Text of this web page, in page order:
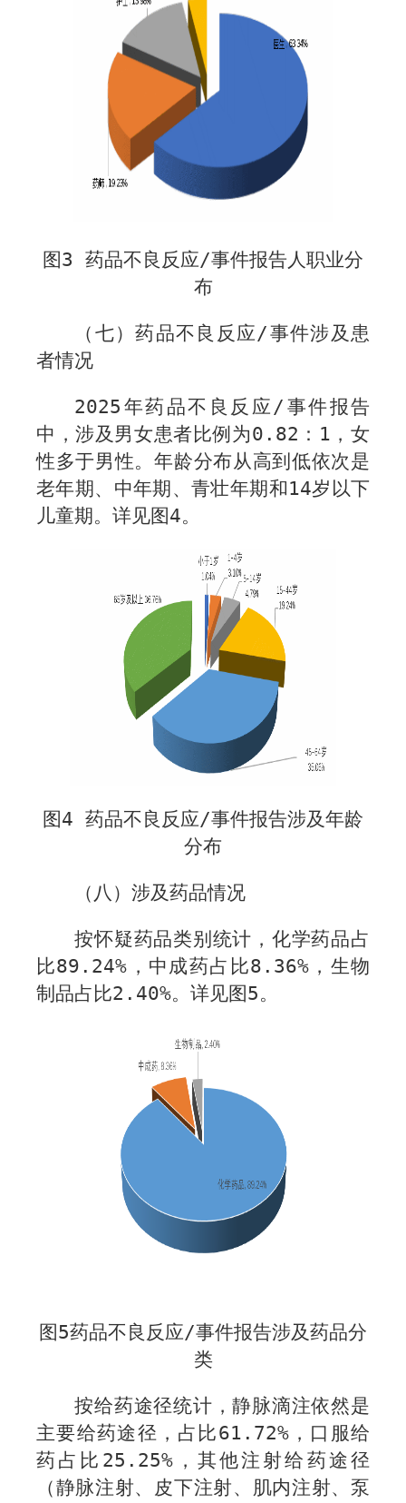
图3 药品不良反应/事件报告人职业分
布
（七）药品不良反应/事件涉及患
者情况
2025 年药品不良反应 / 事件报告
中，涉及男女患者比例为0. 82 ： 1 ，女
性多于男性。年龄分布从高到低依次是
老年期、中年期、青壮年期和14岁以下
儿童期。详见图4。
图4 药品不良反应/事件报告涉及年龄
分布
（八）涉及药品情况
按怀疑药品类别统计，化学药品占
比89.24% ，中成药占比8. 36%，生物
制品占比2. 40%。详见图5。
图5药品不良反应/事件报告涉及药品分
类
按给药途径统计，静脉滴注依然是
主要给药途径，占比61.72%，口服给
药占比 25.25%，其他注射给药途径
（静脉注射、皮下注射、肌内注射、泵